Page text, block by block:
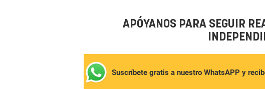
APÓYANOS PARA SEGUIR
Suscríbete gratis a nuestro WhatsAPP y